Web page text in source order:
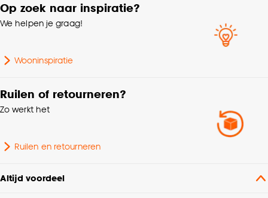
Op zoek naar inspiratie?
We helpen je graag!
Wooninspiratie
Ruilen of retourneren?
Zo werkt het
Ruilen en retourneren
Altijd voordeel